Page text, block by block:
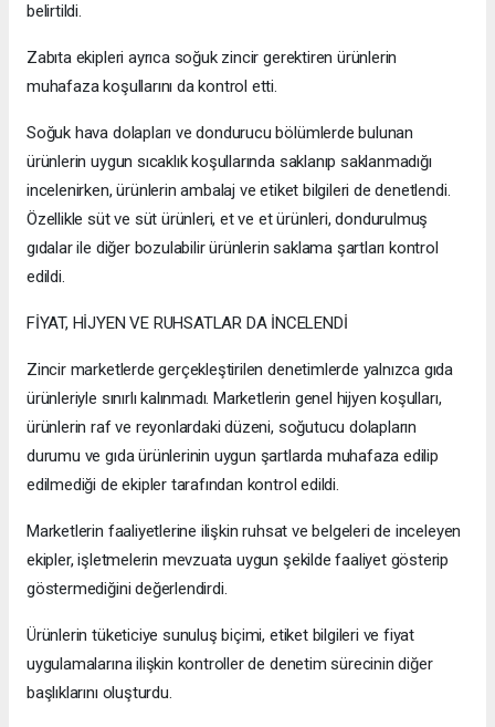
belirtildi.
Zabıta ekipleri ayrıca soğuk zincir gerektiren ürünlerin
muhafaza koşullarını da kontrol etti.
Soğuk hava dolapları ve dondurucu bölümlerde bulunan
ürünlerin uygun sıcaklık koşullarında saklanıp saklanmadığı
incelenirken, ürünlerin ambalaj ve etiket bilgileri de denetlendi.
Özellikle süt ve süt ürünleri, et ve et ürünleri, dondurulmuş
gıdalar ile diğer bozulabilir ürünlerin saklama şartları kontrol
edildi.
FİYAT, HİJYEN VE RUHSATLAR DA İNCELENDİ
Zincir marketlerde gerçekleştirilen denetimlerde yalnızca gıda
ürünleriyle sınırlı kalınmadı. Marketlerin genel hijyen koşulları,
ürünlerin raf ve reyonlardaki düzeni, soğutucu dolapların
durumu ve gıda ürünlerinin uygun şartlarda muhafaza edilip
edilmediği de ekipler tarafından kontrol edildi.
Marketlerin faaliyetlerine ilişkin ruhsat ve belgeleri de inceleyen
ekipler, işletmelerin mevzuata uygun şekilde faaliyet gösterip
göstermediğini değerlendirdi.
Ürünlerin tüketiciye sunuluş biçimi, etiket bilgileri ve fiyat
uygulamalarına ilişkin kontroller de denetim sürecinin diğer
başlıklarını oluşturdu.